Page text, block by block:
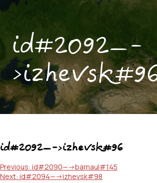
id#2092—-
id#2092—->izhevsk#96
Навигация
по
Previous: id#2090—->barnaul#145
Next: id#2094—->izhevsk#98